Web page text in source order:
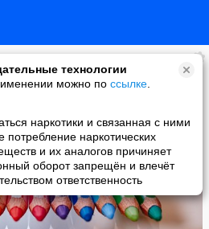
технологии
можно по ссылке
наркотики и связанная с ними
наркотических
и их аналогов причиняет
оборот запрещён и влечёт
ответственность